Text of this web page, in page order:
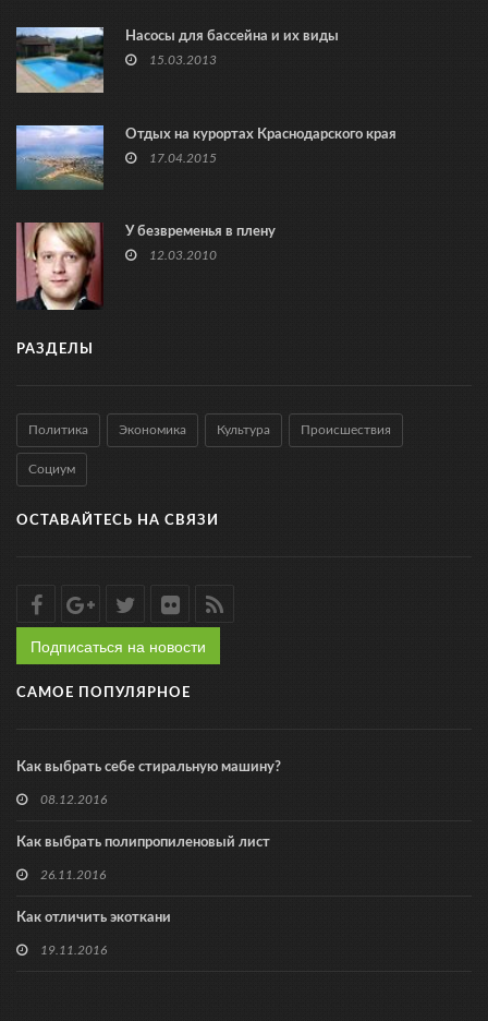
Насосы для бассейна и их виды
15.03.2013
Отдых на курортах Краснодарского края
17.04.2015
У безвременья в плену
12.03.2010
РАЗДЕЛЫ
Политика Экономика Культура Происшествия
Социум
ОСТАВАЙТЕСЬ НА СВЯЗИ
Подписаться на новости
САМОЕ ПОПУЛЯРНОЕ
Как выбрать себе стиральную машину?
08.12.2016
Как выбрать полипропиленовый лист
26.11.2016
Как отличить экоткани
19.11.2016